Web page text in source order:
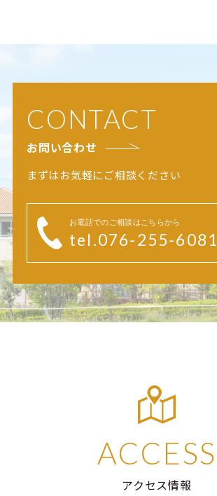
CONTACT
お問い合わせ
まずはお気軽にご相談ください
お電話でのご相談はこちらから
tel.076-255-6081
ACCESS
アクセス情報